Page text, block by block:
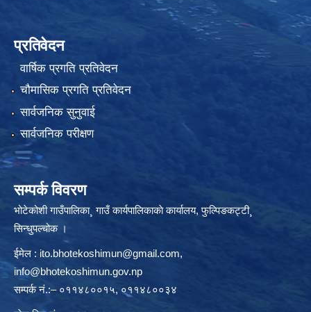
प्रतिवेदन
वार्षिक प्रगति प्रतिवेदन
चौमासिक प्रगति प्रतिवेदन
सार्वजनिक सुनुवाई
सार्वजनिक परीक्षण
सम्पर्क विवरण
भोटेकोशी गाउँपालिका¸ गाउँ कार्यपालिकाकाे कार्यालय, फुल्पिङकट्टी¸
सिन्धुपल्चोक ।
ईमेल : ito.bhotekoshimun@gmail.com,
info@bhotekoshimun.gov.np
सम्पर्क नं.:– ०११४८००१५, ०११४८००३४